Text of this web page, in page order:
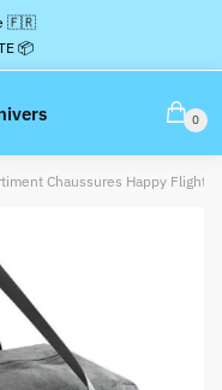
🇫🇷
📦
0
Chaussures Happy Flight